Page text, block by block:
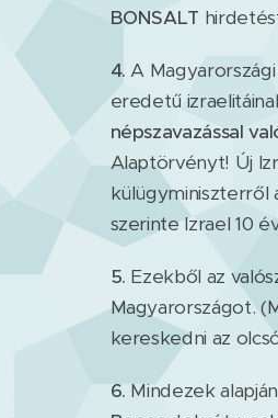
BONSALT
4. A
eredetű
népszavazással
Alaptörvényt! Új
külügyminiszterről
szerinte Izrael 10
5. Ezekből az
Magyarországot.
kereskedni az
6. Mindezek